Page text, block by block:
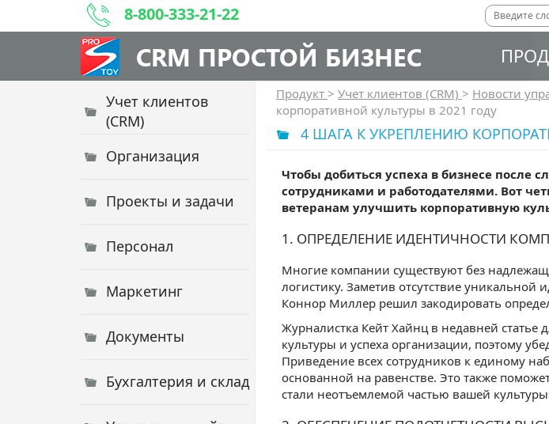
8-800-333-21-22
CRM ПРОСТОЙ БИЗНЕС
Учет клиентов
(CRM)
Организация
Проекты и задачи
Персонал
Маркетинг
Документы
Бухгалтерия и склад
Продукт > Учет клиентов (CRM) > Новости
корпоративной культуры в 2021 году
4 ШАГА К УКРЕПЛЕНИЮ
Чтобы добиться успеха в бизнесе после
сотрудниками и работодателями. Вот
ветеранам улучшить корпоративную
1. ОПРЕДЕЛЕНИЕ ИДЕНТИЧНОСТИ
Многие компании существуют без
логистику. Заметив отсутствие уникальной
Коннор Миллер решил закодировать
Журналистка Кейт Хайнц в недавней
культуры и успеха организации, поэтому
Приведение всех сотрудников к единому
основанной на равенстве. Это также
стали неотъемлемой частью вашей